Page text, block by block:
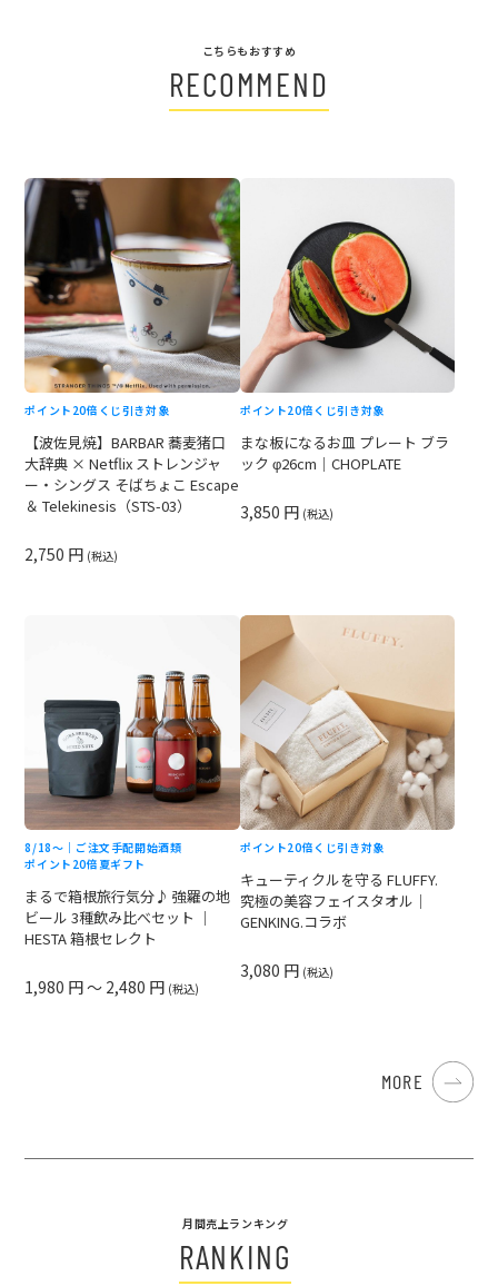
こちらもおすすめ
RECOMMEND
ポイント20倍 くじ引き対象
【波佐見焼】BARBAR 蕎麦猪口
大辞典 × Netflix ストレンジャ
ー・シングス そばちょこ Escape
＆ Telekinesis（STS-03）
2,750 円 (税込)
ポイント20倍 くじ引き対象
まな板になるお皿 プレート ブラ
ック φ26cm｜CHOPLATE
3,850 円 (税込)
8/18〜｜ご注文手配開始酒類
ポイント20倍 夏ギフト
まるで箱根旅行気分♪ 強羅の地
ビール 3種飲み比べセット ｜
HESTA 箱根セレクト
1,980 円 ～ 2,480 円 (税込)
ポイント20倍 くじ引き対象
キューティクルを守る FLUFFY.
究極の美容フェイスタオル｜
GENKING.コラボ
3,080 円 (税込)
MORE
月間売上ランキング
RANKING